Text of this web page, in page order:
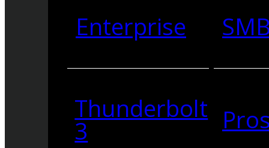
Enterprise
Thunderbolt
3